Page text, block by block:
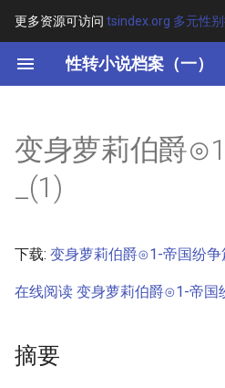
更多资源可访问 tsindex.org 多元性
性转小说档案（一）
键
开
索
其他信息 [Processed Page
Metadata]
变身萝莉伯爵
_(1)
下载: 变身萝莉伯爵⊙1-帝国纷争
在线阅读 变身萝莉伯爵⊙1-帝国
摘要